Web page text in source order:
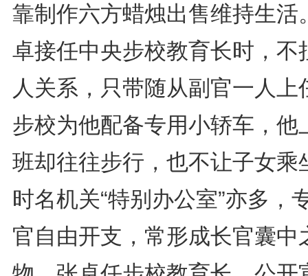
靠制作六方蜡烛出售维持生活
卓接任中央步校教育长时，不
人关系，只带随从副官一人上
步校为他配备专用小轿车，他
班却往往步行，也不让子女乘
时名机关“特别办公室”亦多，
官自由开支，常形成长官囊中